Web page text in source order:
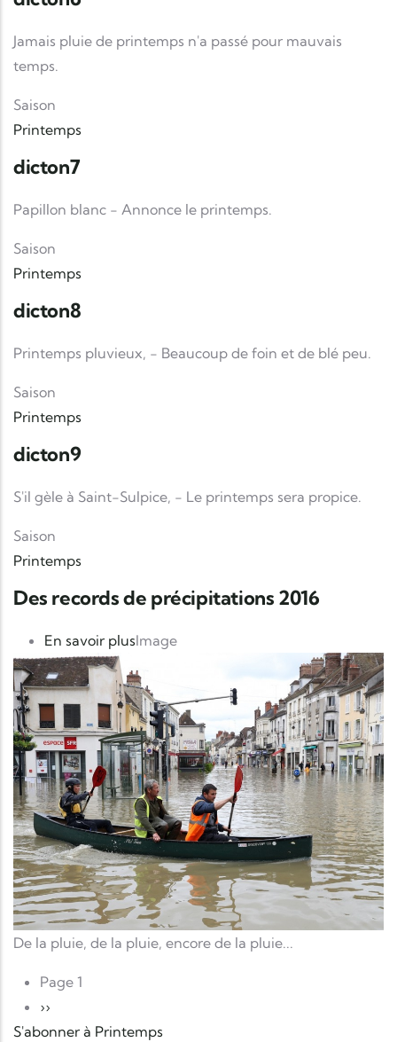
Jamais pluie de printemps n'a passé pour mauvais
temps.
Saison
Printemps
dicton7
Papillon blanc - Annonce le printemps.
Saison
Printemps
dicton8
Printemps pluvieux, - Beaucoup de foin et de blé peu.
Saison
Printemps
dicton9
S'il gèle à Saint-Sulpice, - Le printemps sera propice.
Saison
Printemps
Des records de précipitations 2016
En savoir plussur Des records de précipitations 2016
Image
De la pluie, de la pluie, encore de la pluie...
Pagination
Page 1
Page suivante
››
S'abonner à Printemps